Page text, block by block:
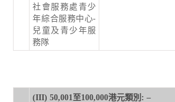
社會服務處青少
年綜合服務中心-
兒童及青少年服
務隊
(III) 50,001至100,000港元類別 : –